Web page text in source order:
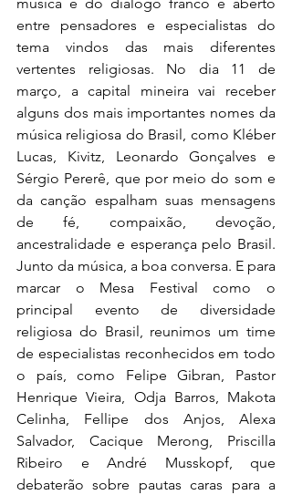
entre pensadores e especialistas do
tema vindos das mais diferentes
vertentes religiosas. No dia 11 de
março, a capital mineira vai receber
alguns dos mais importantes nomes da
música religiosa do Brasil, como Kléber
Lucas, Kivitz, Leonardo Gonçalves e
Sérgio Pererê, que por meio do som e
da canção espalham suas mensagens
de fé, compaixão, devoção,
ancestralidade e esperança pelo Brasil.
Junto da música, a boa conversa. E para
marcar o Mesa Festival como o
principal evento de diversidade
religiosa do Brasil, reunimos um time
de especialistas reconhecidos em todo
o país, como Felipe Gibran, Pastor
Henrique Vieira, Odja Barros, Makota
Celinha, Fellipe dos Anjos, Alexa
Salvador, Cacique Merong, Priscilla
Ribeiro e André Musskopf, que
debaterão sobre pautas caras para a